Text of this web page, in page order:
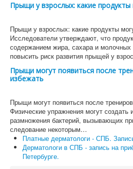
Прыщи у взрослых: какие продукты
Прыщи у взрослых: какие продукты
Исследователи утверждают, что
содержанием жира, сахара и молочных
повысить риск развития прыщей у
Прыщи могут появиться после
избежать
Прыщи могут появиться после
Физические упражнения могут
размножения бактерий, вызывающих
следование некоторым…
Платные дерматологи - СПБ.
Дерматологи в СПБ - запись на
Петербурге.